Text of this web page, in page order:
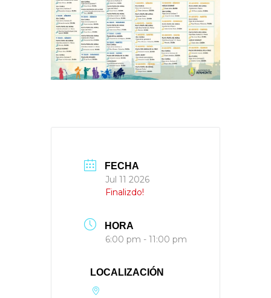
FECHA
Jul 11 2026
Finalizdo!
HORA
6:00 pm - 11:00 pm
LOCALIZACIÓN